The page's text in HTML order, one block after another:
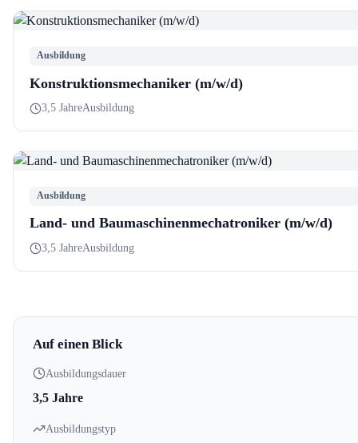
Ausbildung
Konstruktionsmechaniker (m/w/d)
3,5 JahreAusbildung
Ausbildung
Land- und Baumaschinenmechatroniker (m/w/d)
3,5 JahreAusbildung
Auf einen Blick
Ausbildungsdauer
3,5 Jahre
Ausbildungstyp